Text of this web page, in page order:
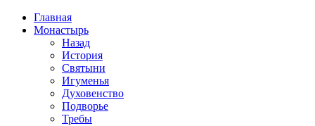
Перейти
содержимому
Главная
Монастырь
Назад
История
Святыни
Игуменья
Духовенство
Подворье
Требы